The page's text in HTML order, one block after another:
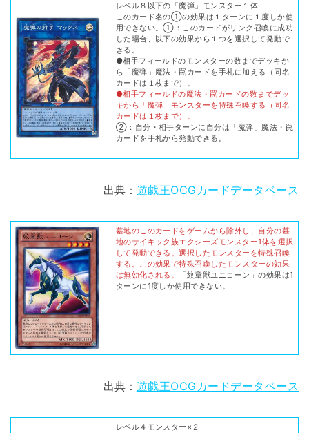
レベル８以下の「魔弾」モンスター１体
このカード名の①の効果は１ターンに１度しか使
用できない。①：このカードがリンク召喚に成功
した場合、以下の効果から１つを選択して発動で
きる。
●相手フィールドのモンスターの数までデッキか
ら「魔弾」魔法・罠カードを手札に加える（同名
カードは１枚まで）。
●相手フィールドの魔法・罠カードの数までデッ
キから「魔弾」モンスターを特殊召喚する（同名
カードは１枚まで）。
②：自分・相手ターンに自分は「魔弾」魔法・罠
カードを手札から発動できる。
出典： 遊戯王OCGカードデータベース
墓地のこのカードをゲームから除外し、自分の墓
地のサイキック族エクシーズモンスター1体を選択
して発動できる。選択したモンスターを特殊召喚
する。この効果で特殊召喚したモンスターの効果
は無効化される。
「紋章獣ユニコーン」の効果は1
ターンに1度しか使用できない。
出典： 遊戯王OCGカードデータベース
レベル４モンスター×２